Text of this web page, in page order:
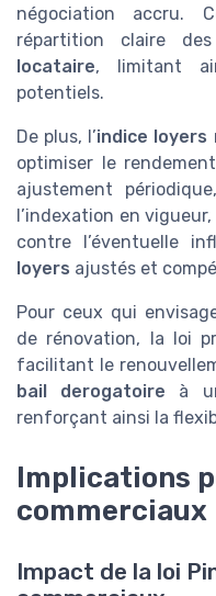
négociation accru.
répartition claire
locataire, limitant
potentiels.
De plus, l’indice loyers
optimiser le
ajustement
l’indexation en
contre l’éventuelle
loyers ajustés et
Pour ceux qui
de rénovation, la loi
facilitant le
bail derogatoire à
renforçant ainsi la
Implications
commerciaux
Impact de la loi